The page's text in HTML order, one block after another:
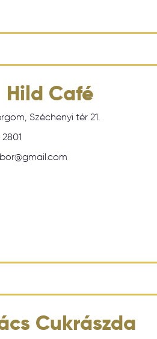
Hild Café
Széchenyi tér 21.
Cukrászda